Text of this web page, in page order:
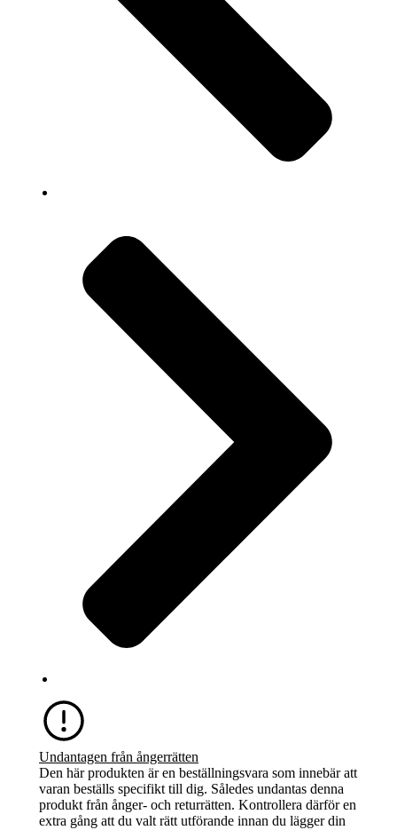
Undantagen från ångerrätten
Den här produkten är en beställningsvara som innebär att
varan beställs specifikt till dig. Således undantas denna
produkt från ånger- och returrätten. Kontrollera därför en
extra gång att du valt rätt utförande innan du lägger din